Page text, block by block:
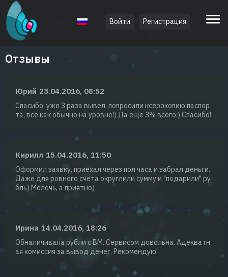
Регистрация
Войти
Отзывы
Юрий 23.04.2016, 08:52
Спасибо, уже 3 раза вывел, попросили ксерокопию паспор
та, все как обычно на уровне!) Да еще 3% всего:) Спасибо!
Кирилл 15.04.2016, 11:50
Оформил заявку, приехал через пол часа и забрал деньги.
Даже для ровного счета округлили сумму и "подарили" ру
бль) Мелочь, а приятно)
Ирина 14.04.2016, 18:26
Обналичивала рубли с ВМ. Сервисом довольна. Адекватн
ая комиссия за вывод денег. Рекомендую!